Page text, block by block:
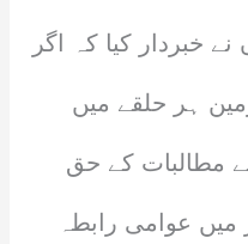
خبردار کیا کہ اگر
ہر حلقے میں
مطالبات کے حق
میں عوامی رابطہ